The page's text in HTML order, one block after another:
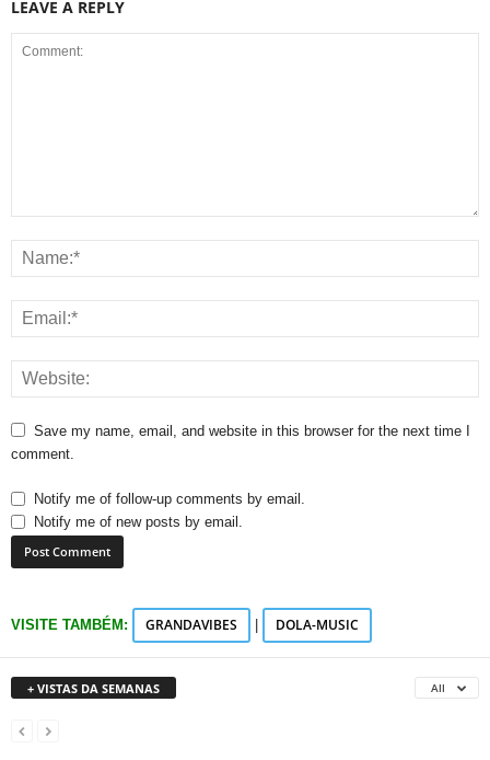
LEAVE A REPLY
Save my name, email, and website in this browser for the next time I
comment.
Notify me of follow-up comments by email.
Notify me of new posts by email.
VISITE TAMBÉM: GRANDAVIBES DOLA-MUSIC
+ VISTAS DA SEMANAS All